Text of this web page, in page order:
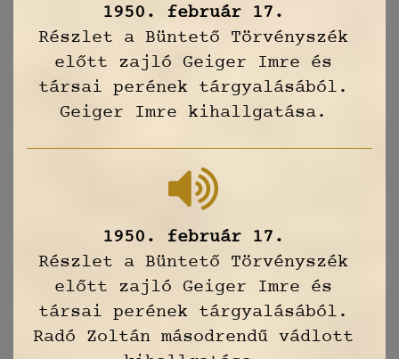
1950. február 17.
Részlet a Büntető Törvényszék
előtt zajló Geiger Imre és
társai perének tárgyalásából.
Geiger Imre kihallgatása.
1950. február 17.
Részlet a Büntető Törvényszék
előtt zajló Geiger Imre és
társai perének tárgyalásából.
Radó Zoltán másodrendű vádlott